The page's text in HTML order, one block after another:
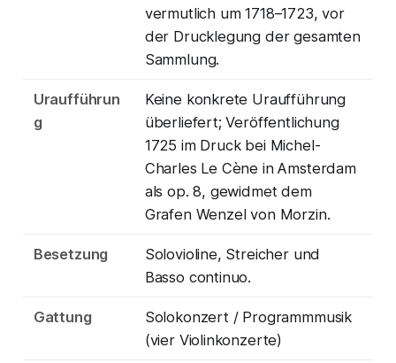
vermutlich um 1718–1723, vor
der Drucklegung der gesamten
Sammlung.
Uraufführun
g
Keine konkrete Uraufführung
überliefert; Veröffentlichung
1725 im Druck bei Michel-
Charles Le Cène in Amsterdam
als op. 8, gewidmet dem
Grafen Wenzel von Morzin.
Besetzung
Solovioline, Streicher und
Basso continuo.
Gattung
Solokonzert / Programmmusik
(vier Violinkonzerte)